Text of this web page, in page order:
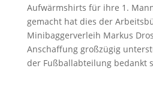
Aufwärmshirts für ihre 1.
gemacht hat dies der
Minibaggerverleih Markus
Anschaffung großzügig
der Fußballabteilung bedankt